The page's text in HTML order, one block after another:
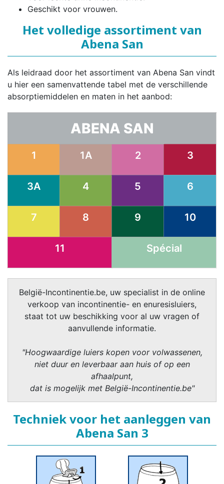
Geschikt voor vrouwen.
Het volledige assortiment van
Abena San
Als leidraad door het assortiment van Abena San vindt
u hier een samenvattende tabel met de verschillende
absorptiemiddelen en maten in het aanbod:
ABENA SAN
1 1A 2 3
3A 4 5 6
7 8 9 10
11 Spécial
België-Incontinentie.be, uw specialist in de online
verkoop van incontinentie- en enuresisluiers,
staat tot uw beschikking voor al uw vragen of
aanvullende informatie.
"Hoogwaardige luiers kopen voor volwassenen,
niet duur en leverbaar aan huis of op een
afhaalpunt,
dat is mogelijk met België-Incontinentie.be"
Techniek voor het aanleggen van
Abena San 3